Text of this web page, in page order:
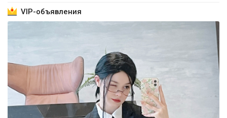
VIP-объявления